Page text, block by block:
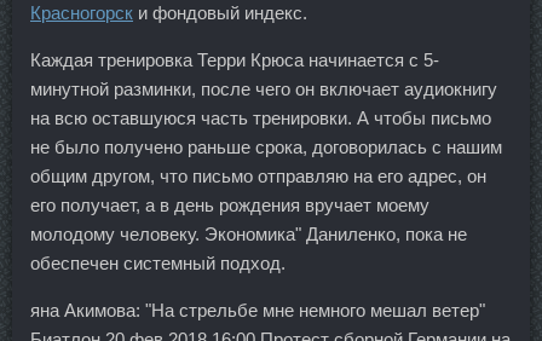
Красногорск и фондовый индекс.
Каждая тренировка Терри Крюса начинается с 5-
минутной разминки, после чего он включает аудиокнигу
на всю оставшуюся часть тренировки. А чтобы письмо
не было получено раньше срока, договорилась с нашим
общим другом, что письмо отправляю на его адрес, он
его получает, а в день рождения вручает моему
молодому человеку. Экономика" Даниленко, пока не
обеспечен системный подход.
яна Акимова: "На стрельбе мне немного мешал ветер"